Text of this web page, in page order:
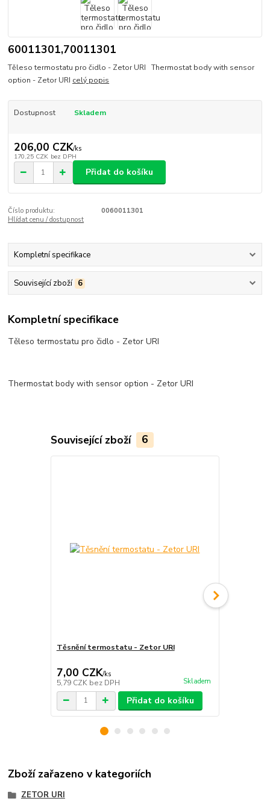
60011301,70011301
Těleso termostatu pro čidlo - Zetor URI Thermostat body with sensor
option - Zetor URI celý popis
Dostupnost Skladem
206,00 CZK/ks
170,25 CZK bez DPH
Přidat do košíku
Číslo produktu:
0060011301
Hlídat cenu / dostupnost
Kompletní specifikace
Související zboží 6
Kompletní specifikace
Těleso termostatu pro čidlo - Zetor URI
Thermostat body with sensor option - Zetor URI
Související zboží 6
Těsnění termostatu - Zetor URI
7,00 CZK/ks
5,79 CZK bez DPH Skladem
Přidat do košíku
Zboží zařazeno v kategoriích
ZETOR URI